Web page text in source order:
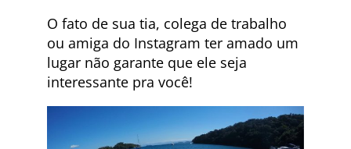
O fato de sua tia, colega de trabalho
ou amiga do Instagram ter amado um
lugar não garante que ele seja
interessante pra você!